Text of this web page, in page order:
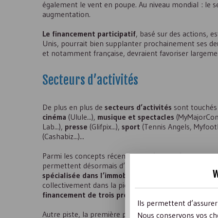
également le vent en poupe. Au niveau mondial :
augmentation.
Le financement participatif, basé sur des actions,
Unis, pourrait bien supplanter prochainement ses
et notamment française, devraient favoriser
Secteurs d’activités
De plus en plus de secteurs d’activités sont
cinéma (Ulule...), musique et spectacles
Lab...), presse (Glifpix...), sport (Tennis Angels,
(Cashabiz...)...
Parmi les concepts récemment développés, des
permettent désormais d’investir dans le secteur
spécialisée dans l’immobilier
, illustre parfaitement
collectivement dans la pierre. Six mois après son
financement de trois projets immobiliers et levé
Autre piste, la première plateforme de
Ils permettent
Nous conservons vos